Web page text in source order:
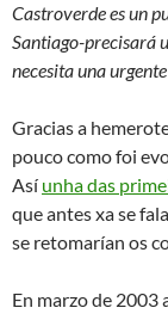
Castroverde es un
Santiago-precisará
necesita una
Gracias a
pouco como foi
Así unha das
que antes xa se
se retomarían os
En marzo de 2003